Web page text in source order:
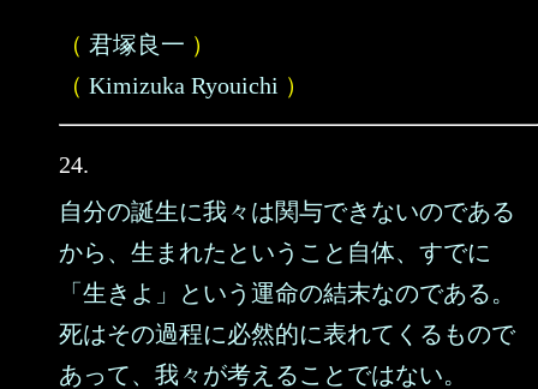
（ 君塚良一 ）
（ Kimizuka Ryouichi ）
24.
自分の誕生に我々は関与できないのである
から、生まれたということ自体、すでに
「生きよ」という運命の結末なのである。
死はその過程に必然的に表れてくるもので
あって、我々が考えることではない。